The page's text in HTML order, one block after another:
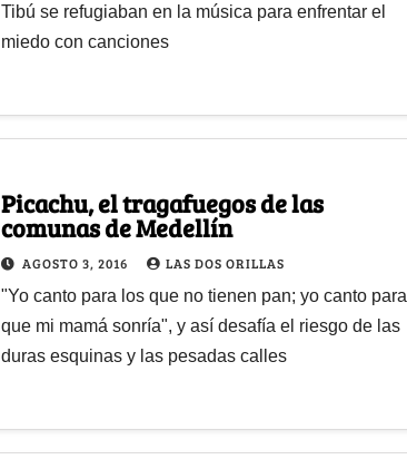
Tibú se refugiaban en la música para enfrentar el
miedo con canciones
Picachu, el tragafuegos de las
comunas de Medellín
AGOSTO 3, 2016 LAS DOS ORILLAS
"Yo canto para los que no tienen pan; yo canto para
que mi mamá sonría", y así desafía el riesgo de las
duras esquinas y las pesadas calles